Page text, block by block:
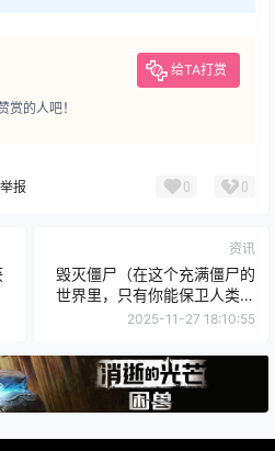
给TA打赏
赏的人吧！
举报 0 0
资讯
毁灭僵尸（在这个充满僵尸的
世界里，只有你能保卫人类的
最后希望！）
2025-11-27 18:10:55